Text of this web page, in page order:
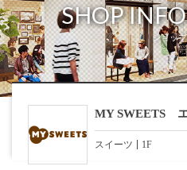
SHOP
ショッ
MY SWEETS
スイーツ 1F